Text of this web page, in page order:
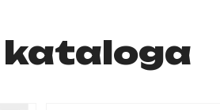
kataloga